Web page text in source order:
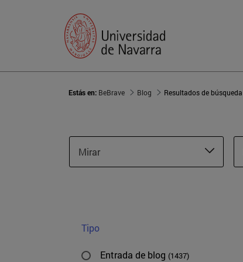
Estás en: BeBrave Blog Resultados de búsqueda
Mirar
Tipo
Entrada de blog (1437)